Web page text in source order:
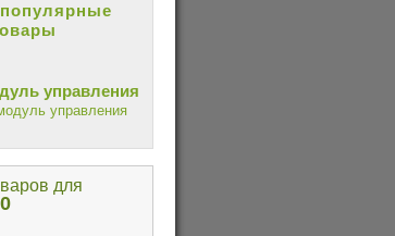
управления
для
0